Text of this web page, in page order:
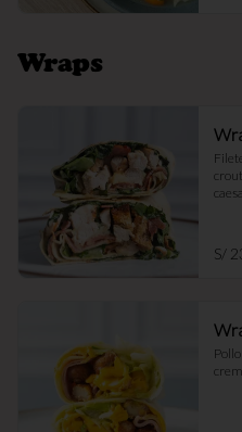
Wraps
S/